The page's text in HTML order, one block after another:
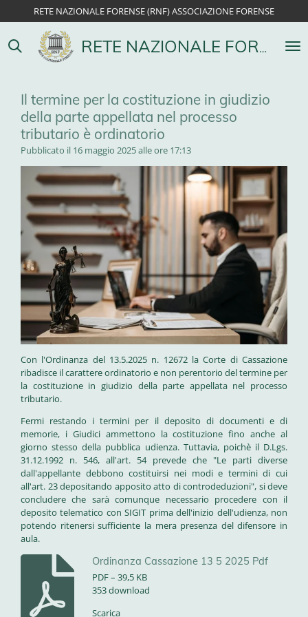
contenuto
principale
RETE NAZIONALE FORENSE
RETE NAZIONALE FORENSE (RNF) ASSOCIAZIONE FORENSE
Il termine per la costituzione in giudizio
della parte appellata nel processo
tributario è ordinatorio
Pubblicato il 16 maggio 2025 alle ore 17:13
Con l'Ordinanza del 13.5.2025 n. 12672 la Corte di Cassazione
ribadisce il carattere ordinatorio e non perentorio del termine per
la costituzione in giudizio della parte appellata nel processo
tributario.
Fermi restando i termini per il deposito di documenti e di
memorie, i Giudici ammettono la costituzione fino anche al
giorno stesso della pubblica udienza. Tuttavia, poichè il D.Lgs.
31.12.1992 n. 546, all'art. 54 prevede che "Le parti diverse
dall'appellante debbono costituirsi nei modi e termini di cui
all'art. 23 depositando apposito atto di controdeduzioni", si deve
concludere che sarà comunque necessario procedere con il
deposito telematico con SIGIT prima dell'inizio dell'udienza, non
potendo ritenersi sufficiente la mera presenza del difensore in
aula.
Ordinanza Cassazione 13 5 2025 Pdf
PDF – 39,5 KB
353 download
Scarica